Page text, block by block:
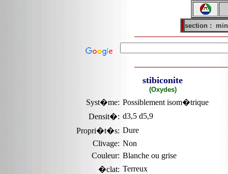
section :
stibiconite
(Oxydes)
Syst�me: Possiblement isom�trique
Densit�: d3,5 d5,9
Propri�t�s: Dure
Clivage: Non
Couleur: Blanche ou grise
�clat: Terreux